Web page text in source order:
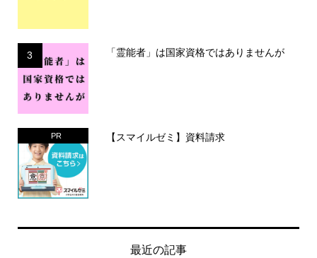
3 「霊能者」は国家資格ではありませんが
PR 【スマイルゼミ】資料請求
最近の記事